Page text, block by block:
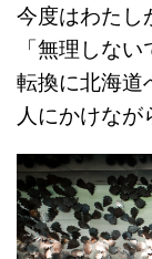
今度はわたし
「無理しな
転換に北海道
人にかけなが